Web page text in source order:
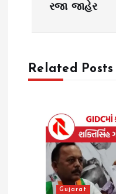
g
રજા જાહેર
Related Posts
Gujarat